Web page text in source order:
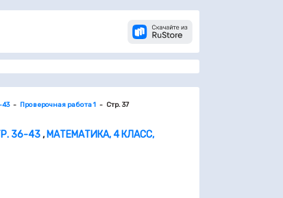
43 Проверочная работа 1 Стр. 37
36-43, МАТЕМАТИКА, 4 КЛАСС,